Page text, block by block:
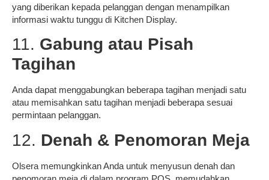
yang diberikan kepada pelanggan dengan menampilkan
informasi waktu tunggu di Kitchen Display.
11. Gabung atau Pisah
Tagihan
Anda dapat menggabungkan beberapa tagihan menjadi satu
atau memisahkan satu tagihan menjadi beberapa sesuai
permintaan pelanggan.
12. Denah & Penomoran Meja
Olsera memungkinkan Anda untuk menyusun denah dan